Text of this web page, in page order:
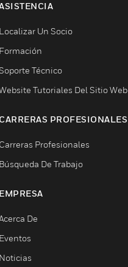
Localizar Un Socio
Formación
Técnico
Tutoriales Del Sitio Web
CARRERAS PROFESIONALES
Carreras Profesionales
Búsqueda De Trabajo
EMPRESA
De
Eventos
Noticias